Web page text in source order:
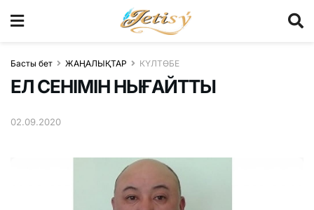
Басты бет ЖАҢАЛЫҚТАР КҮЛТӨБЕ
ЕЛ СЕНІМІН НЫҒАЙТТЫ
02.09.2020